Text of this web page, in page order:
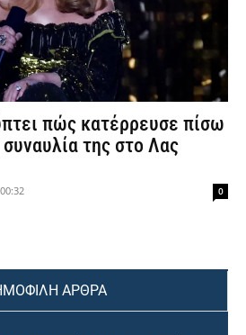
πώς κατέρρευσε πίσω
της στο Λας
0
ΑΡΘΡΑ